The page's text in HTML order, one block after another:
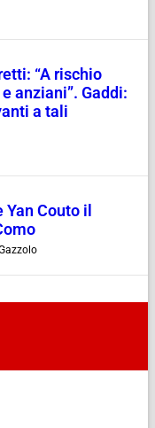
“A rischio
anziani”. Gaddi:
a tali
Couto il